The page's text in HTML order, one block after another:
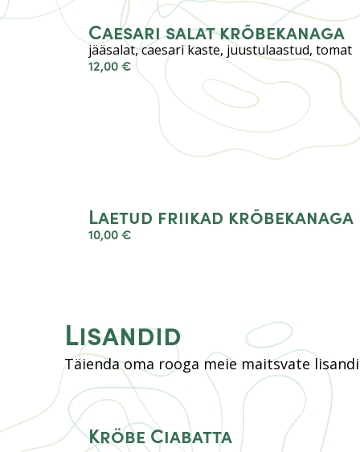
Caesari salat krõbekanaga
jääsalat, caesari kaste, juustulaastud, tomat
12,00 €
Laetud friikad krõbekanaga
10,00 €
Lisandid
Täienda oma rooga meie maitsvate
Kröbe Ciabatta